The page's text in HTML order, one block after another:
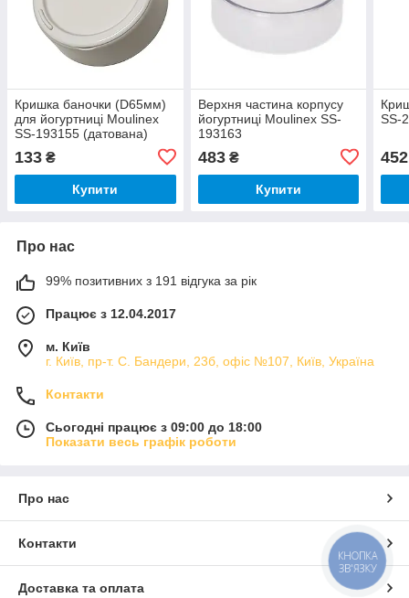
Кришка баночки (D65мм)
для йогуртниці Moulinex
SS-193155 (датована)
133 ₴
Купити
Верхня частина корпусу
йогуртниці Moulinex SS-
193163
483₴
Купити
SS-
452
Про нас
99% позитивних з 191 відгука за рік
Працює з 12.04.2017
м. Київ
г. Київ, пр-т. С. Бандери, 23б, офіс №107, Київ, Україна
Контакти
Сьогодні працює з 09:00 до 18:00
Показати весь графік роботи
Про нас
Контакти
Доставка та оплата
КНОПКА
ЗВ'ЯЗКУ